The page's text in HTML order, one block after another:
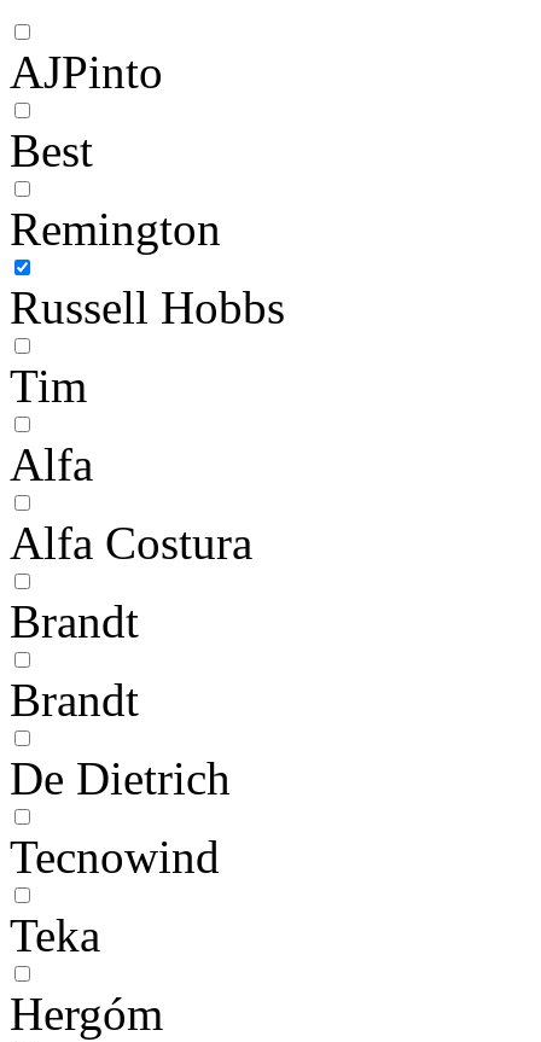
AJPinto
Best
Remington
Russell Hobbs
Tim
Alfa
Alfa Costura
Brandt
Brandt
De Dietrich
Tecnowind
Teka
Hergóm